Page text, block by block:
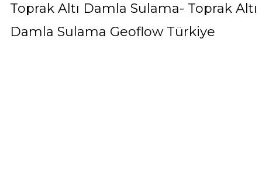
Toprak Altı Damla Sulama- Toprak Altı
Damla Sulama Geoflow Türkiye